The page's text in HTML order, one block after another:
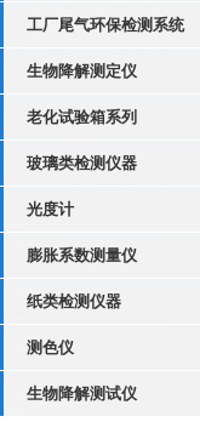
工厂尾气环保检测系统
生物降解测定仪
老化试验箱系列
玻璃类检测仪器
光度计
膨胀系数测量仪
纸类检测仪器
测色仪
生物降解测试仪